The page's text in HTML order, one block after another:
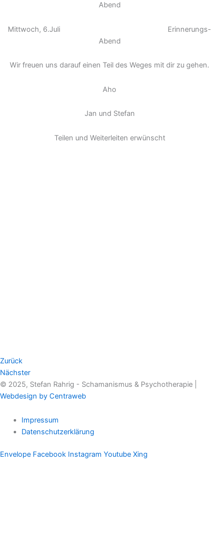
Abend
Mittwoch, 6.Juli Erinnerungs-
Abend
Wir freuen uns darauf einen Teil des Weges mit dir zu gehen.
Aho
Jan und Stefan
Teilen und Weiterleiten erwünscht
Zurück
Nächster
© 2025, Stefan Rahrig - Schamanismus & Psychotherapie |
Webdesign by Centraweb
Impressum
Datenschutzerklärung
Envelope Facebook Instagram Youtube Xing